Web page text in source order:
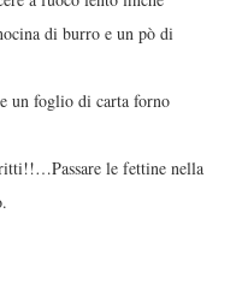
di burro e un pò di
un foglio di carta forno
le fettine nella